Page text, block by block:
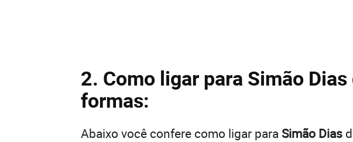
2. Como ligar para Simão
formas:
Abaixo você confere como ligar para Simão Dias